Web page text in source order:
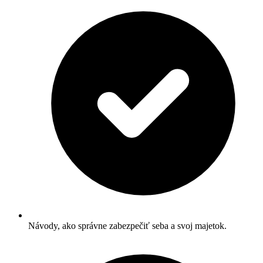
Návody, ako správne zabezpečiť seba a svoj majetok.